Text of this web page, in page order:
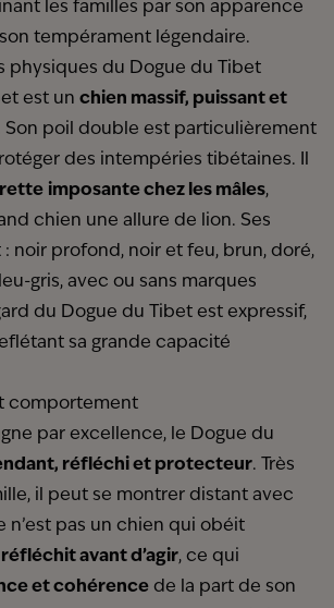
les familles par son apparence
tempérament légendaire.
physiques du Dogue du Tibet
est un chien massif, puissant et
Son poil double est particulièrement
des intempéries tibétaines. Il
imposante chez les mâles,
chien une allure de lion. Ses
noir profond, noir et feu, brun, doré,
gris, avec ou sans marques
du Dogue du Tibet est expressif,
sa grande capacité
comportement
par excellence, le Dogue du
réfléchi et protecteur. Très
il peut se montrer distant avec
n’est pas un chien qui obéit
réfléchit avant d’agir, ce qui
et cohérence de la part de son